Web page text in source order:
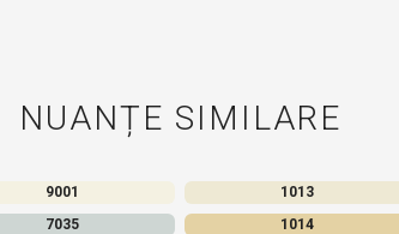
NUANȚE SIMILARE
9001 1013
7035 1014